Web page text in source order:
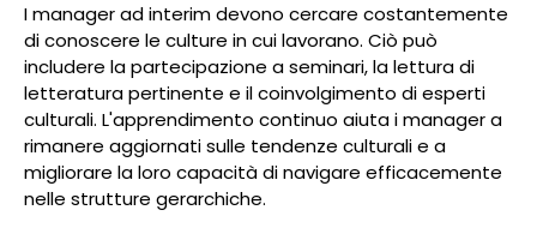
I manager ad interim devono cercare costantemente
di conoscere le culture in cui lavorano. Ciò può
includere la partecipazione a seminari, la lettura di
letteratura pertinente e il coinvolgimento di esperti
culturali. L'apprendimento continuo aiuta i manager a
rimanere aggiornati sulle tendenze culturali e a
migliorare la loro capacità di navigare efficacemente
nelle strutture gerarchiche.